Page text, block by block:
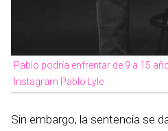
Pablo podría enfrentar de 9 a 15
Instagram Pablo Lyle
Sin embargo, la sentencia se